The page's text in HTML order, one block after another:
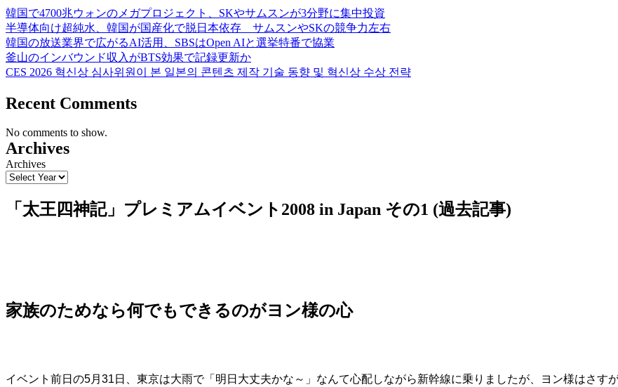
韓国で4700兆ウォンのメガプロジェクト、SKやサムスンが3分野に集中投資
半導体向け超純水、韓国が国産化で脱日本依存 サムスンやSKの競争力左右
韓国の放送業界で広がるAI活用、SBSはOpen AIと選挙特番で協業
釜山のインバウンド収入がBTS効果で記録更新か
CES 2026 혁신상 심사위원이 본 일본의 콘텐츠 제작 기술 동향 및 혁신상 수상 전략
Recent Comments
No comments to show.
Archives
Archives
「太王四神記」プレミアムイベント2008 in Japan その1 (過去記事)
家族のためなら何でもできるのがヨン様の心
イベント前日の5月31日、東京は大雨で「明日大丈夫かな～」なんて心配しながら新幹線に乗りましたが、ヨン様はさ